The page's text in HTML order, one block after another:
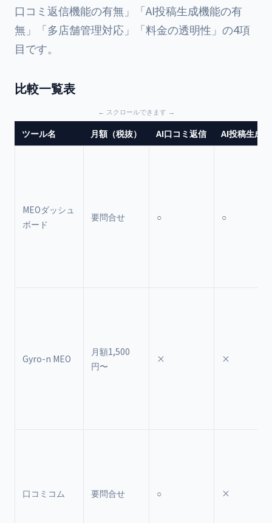
口コミ返信機能の有無」「AI投稿生成機能の有
無」「多店舗管理対応」「料金の透明性」の4項
目です。
比較一覧表
ツール名 月額（税抜） AI口コミ返信 AI投稿生成
MEOダッシュ
ボード
要問合せ ○ ○
Gyro-n MEO
月額1,500
円〜
× ×
口コミコム 要問合せ ○ ×